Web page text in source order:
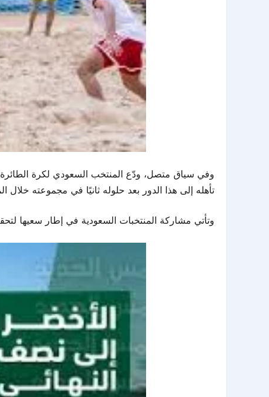
تأهله إلى هذا الدور بعد حلوله ثانيًا في مجموعته خلال
وتأتي مشاركة المنتخبات السعودية في إطار سعيها لتحقيق حضور قوي في دورة «سانيا 2026»، ومواصلة